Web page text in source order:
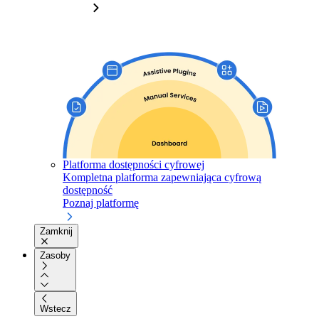
Platforma dostępności cyfrowej
Kompletna platforma zapewniająca cyfrową
dostępność
Poznaj platformę
Zamknij
Zasoby
Wstecz